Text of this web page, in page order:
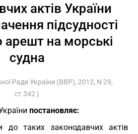
актів України
підсудності
арешт на морські
судна
Ради України (ВВР), 2012, N 29,
ст.342 )
постановляє:
до таких законодавчих актів